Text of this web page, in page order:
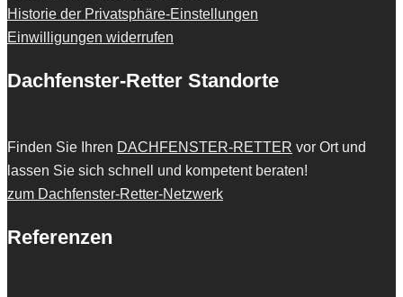
Historie der Privatsphäre-Einstellungen
Einwilligungen widerrufen
Dachfenster-Retter Standorte
Finden Sie Ihren DACHFENSTER-RETTER vor Ort und
lassen Sie sich schnell und kompetent beraten!
zum Dachfenster-Retter-Netzwerk
Referenzen